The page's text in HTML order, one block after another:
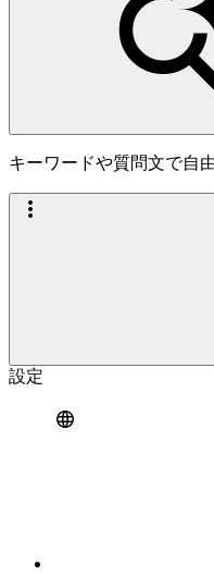
キーワードや質問文で自
設定